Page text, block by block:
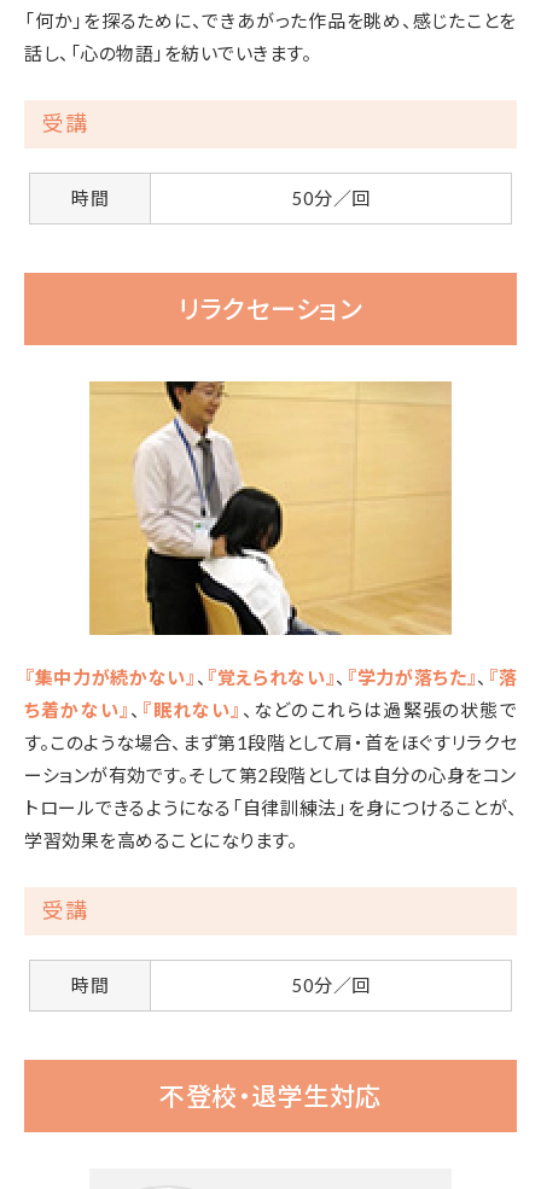
「何か」を探るために、できあがった作品を眺め、感じたことを
話し、「心の物語」を紡いでいきます。
受講
時間 50分／回
リラクセーション
『集中力が続かない』 、 『覚えられない』、 『学力が落ちた』、 『落
ち着かない』 、 『眠れない』 、などのこれらは過緊張の状態で
す。このような場合、まず第1段階として肩・首をほぐすリラクセ
ーションが有効です。そして第2段階としては自分の心身をコン
トロールできるようになる「自律訓練法」を身につけることが、
学習効果を高めることになります。
受講
時間 50分／回
不登校・退学生対応